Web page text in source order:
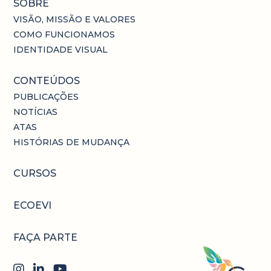
SOBRE
VISÃO, MISSÃO E VALORES
COMO FUNCIONAMOS
IDENTIDADE VISUAL
CONTEÚDOS
PUBLICAÇÕES
NOTÍCIAS
ATAS
HISTÓRIAS DE MUDANÇA
CURSOS
ECOEVI
FAÇA PARTE